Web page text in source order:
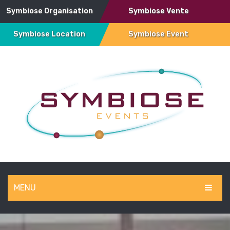
Symbiose Organisation Symbiose Vente
Symbiose Location Symbiose Event
MENU
SYMBIOSE EVENT